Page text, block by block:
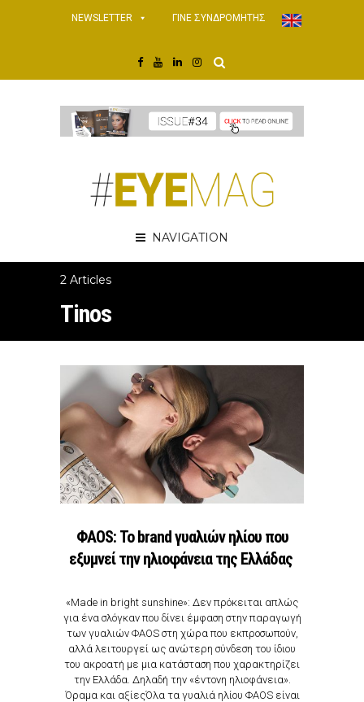
NEWSLETTER ΓΙΝΕ ΣΥΝΔΡΟΜΗΤΗΣ
NAVIGATION
2 Articles
Tinos
ΦΑOS: Το brand γυαλιών ηλίου που
εξυμνεί την ηλιοφάνεια της Ελλάδας
«Made in bright sunshine»: Δεν πρόκειται απλώς
για ένα σλόγκαν που δίνει έμφαση στην παραγωγή
των γυαλιών ΦΑΟS στη χώρα που εκπροσωπούν,
αλλά λειτουργεί ως ανώτερη σύνδεση του ίδιου
του ακροατή με μια κατάσταση που χαρακτηρίζει
την Ελλάδα. Δηλαδή την «έντονη ηλιοφάνεια».
Όραμα και αξίεςΌλα τα γυαλιά ηλίου ΦΑΟS είναι